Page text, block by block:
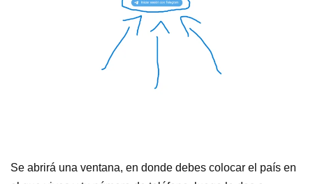
Se abrirá una ventana, en donde debes colocar el país en